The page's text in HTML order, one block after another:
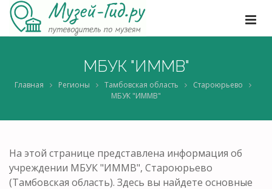
МБУК "ИММВ"
Главная Регионы Тамбовская область
Староюрьево
МБУК "ИММВ"
На этой странице представлена информация об
учреждении МБУК "ИММВ", Староюрьево
(Тамбовская область). Здесь вы найдете основные